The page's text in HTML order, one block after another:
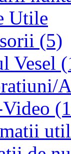
Utile
(5)
Vesel